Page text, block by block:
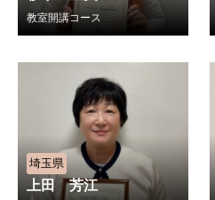
教室開講コース
埼玉県
上田 芳江